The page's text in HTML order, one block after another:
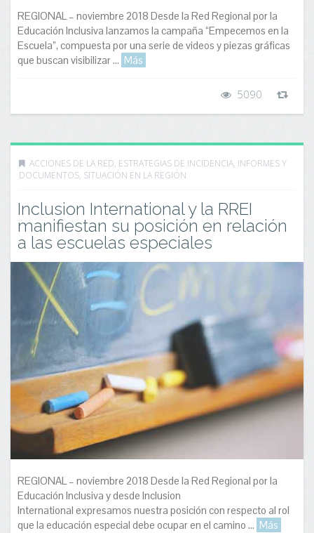
REGIONAL – noviembre 2018 Desde la Red Regional por la
Educación Inclusiva lanzamos la campaña “Empecemos en la
Escuela”, compuesta por una serie de videos y piezas gráficas
que buscan visibilizar ... Más
5090
ACCIONES DE LA RED, ESTRATEGIAS DE INCIDENCIA, INFORMES Y
DOCUMENTOS, SITUACIÓN EN LA REGIÓN
Inclusion International y la RREI
manifiestan su posición en relación
a las escuelas especiales
REGIONAL – noviembre 2018 Desde la Red Regional por la
Educación Inclusiva y desde Inclusion
International expresamos nuestra posición con respecto al rol
que la educación especial debe ocupar en el camino ... Más